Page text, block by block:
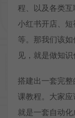
程、以及各类互
小红书开店、
等。那我们该
见，就是做知识
搭建出一套完
课教程。大家应
就是一套自动